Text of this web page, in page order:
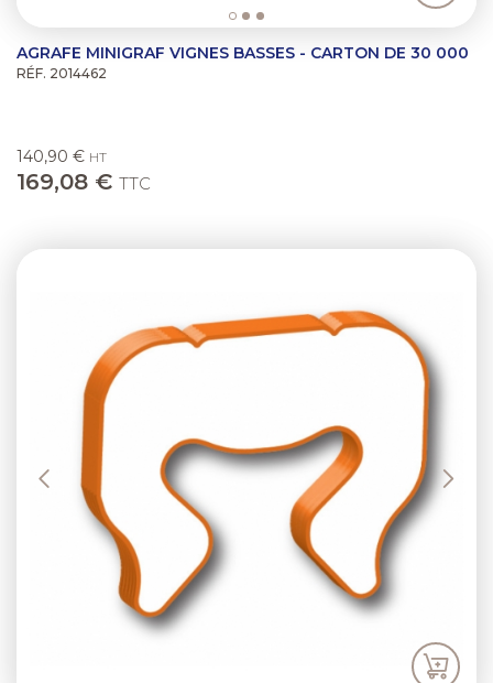
AGRAFE MINIGRAF VIGNES BASSES - CARTON DE 30 000
RÉF. 2014462
140,90 € HT
169,08 € TTC